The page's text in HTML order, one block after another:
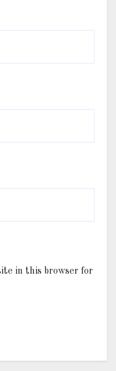
in this browser for